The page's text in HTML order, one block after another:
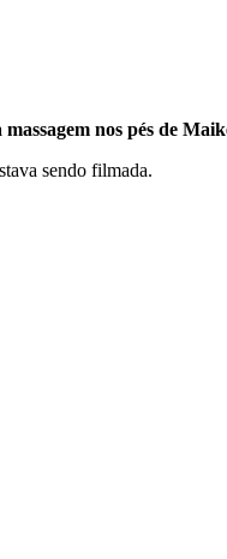
nos pés de
sendo filmada.